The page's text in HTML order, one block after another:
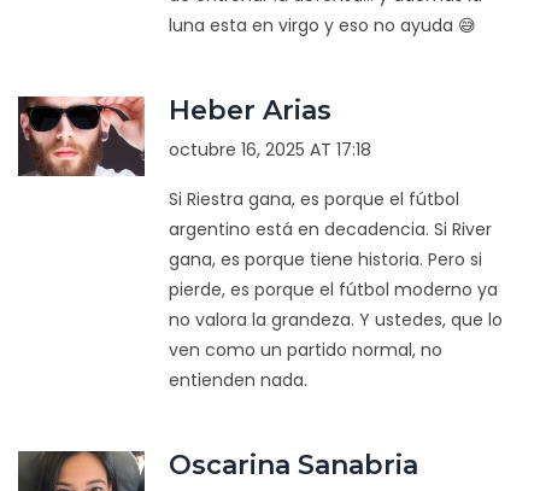
luna esta en virgo y eso no ayuda 😅
Heber Arias
octubre 16, 2025 AT 17:18
Si Riestra gana, es porque el fútbol
argentino está en decadencia. Si River
gana, es porque tiene historia. Pero si
pierde, es porque el fútbol moderno ya
no valora la grandeza. Y ustedes, que lo
ven como un partido normal, no
entienden nada.
Oscarina Sanabria